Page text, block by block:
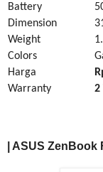
Battery
Dimension
Weight
1.
Colors
Harga
Warranty
2
| ASUS ZenBook